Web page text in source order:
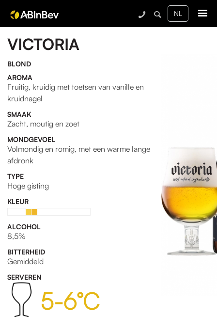
VICTORIA
BLOND
AROMA
Fruitig, kruidig met toetsen van vanille en
kruidnagel
SMAAK
Zacht, moutig en zoet
MONDGEVOEL
Volmondig en romig, met een warme lange
afdronk
TYPE
Hoge gisting
KLEUR
ALCOHOL
8,5%
BITTERHEID
Gemiddeld
SERVEREN
5-6°C